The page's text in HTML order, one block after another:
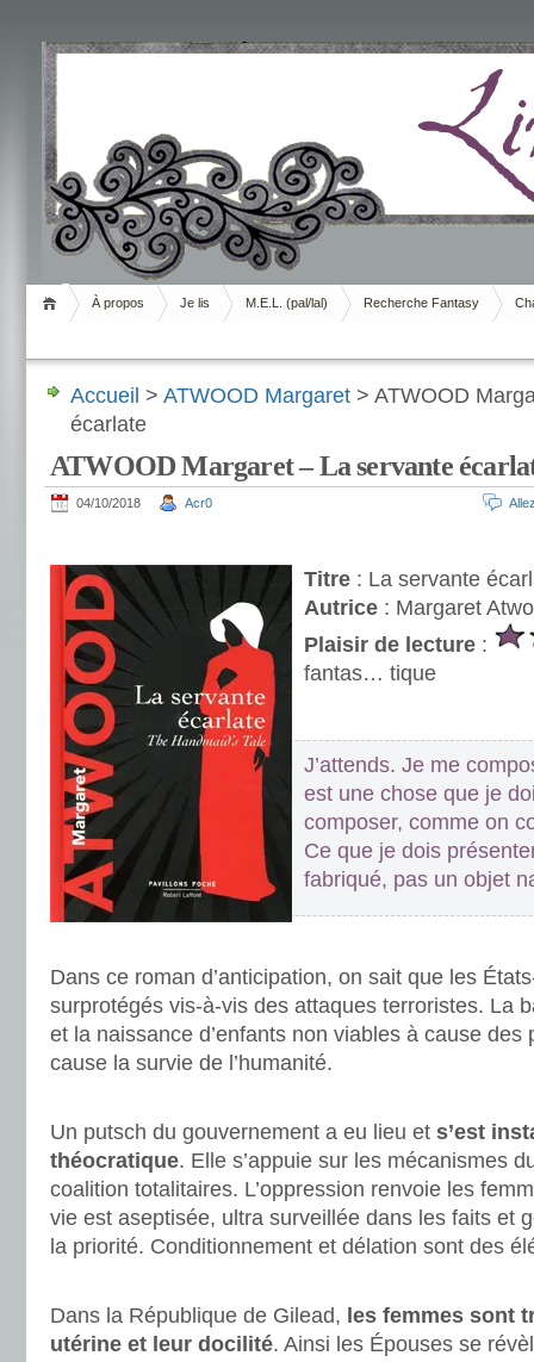
Livrement
À propos Je lis M.E.L. (pal/lal) Recherche Fantasy
Accueil > ATWOOD Margaret > ATWOOD
écarlate
ATWOOD Margaret – La servante
04/10/2018 Acr0
Titre : La servante
Autrice : Margaret
Plaisir de lecture :
fantas… tique
J’attends. Je me
est une chose que je
composer, comme on
Ce que je dois
fabriqué, pas un objet
Dans ce roman d’anticipation, on sait que les
surprotégés vis-à-vis des attaques terroristes. La
et la naissance d’enfants non viables à cause des
cause la survie de l’humanité.
Un putsch du gouvernement a eu lieu et s’est
théocratique. Elle s’appuie sur les mécanismes
coalition totalitaires. L’oppression renvoie les
vie est aseptisée, ultra surveillée dans les faits et
la priorité. Conditionnement et délation sont des
Dans la République de Gilead, les femmes sont
utérine et leur docilité. Ainsi les Épouses se